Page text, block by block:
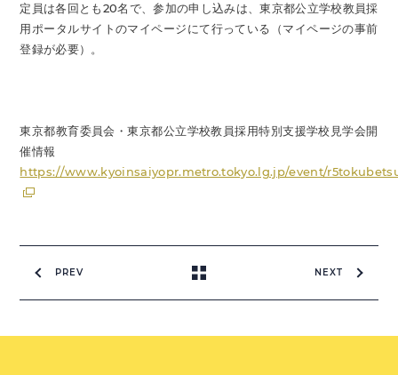
定員は各回とも20名で、参加の申し込みは、東京都公立学校教員採
用ポータルサイトのマイページにて行っている（マイページの事前
登録が必要）。
東京都教育委員会・東京都公立学校教員採用特別支援学校見学会開
催情報
https://www.kyoinsaiyopr.metro.tokyo.lg.jp/event/
PREV NEXT